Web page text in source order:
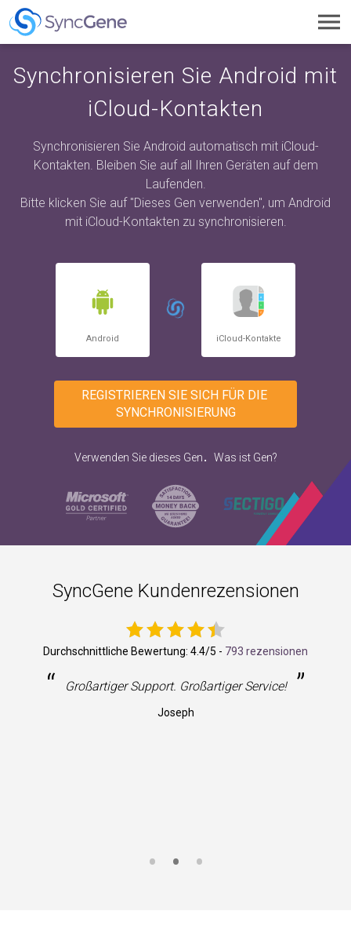
Synchronisieren Sie Android mit
iCloud-Kontakten
Synchronisieren Sie Android automatisch mit iCloud-
Kontakten. Bleiben Sie auf all Ihren Geräten auf dem
Laufenden.
Bitte klicken Sie auf "Dieses Gen verwenden", um Android
mit iCloud-Kontakten zu synchronisieren.
Android iCloud-Kontakte
REGISTRIEREN SIE SICH FÜR DIE
SYNCHRONISIERUNG
Verwenden Sie dieses Gen. Was ist Gen?
SyncGene Kundenrezensionen
Durchschnittliche Bewertung: 4.4/5 - 793 rezensionen
“ Großartiger Support. Großartiger Service! ”
Joseph